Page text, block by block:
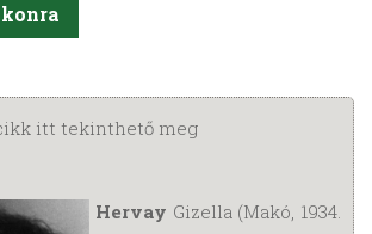
itt tekinthető meg
Hervay Gizella (Makó, 1934.